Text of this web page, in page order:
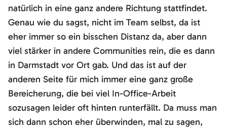
natürlich in eine ganz andere Richtung stattfindet.
Genau wie du sagst, nicht im Team selbst, da ist
eher immer so ein bisschen Distanz da, aber dann
viel stärker in andere Communities rein, die es dann
in Darmstadt vor Ort gab. Und das ist auf der
anderen Seite für mich immer eine ganz große
Bereicherung, die bei viel In-Office-Arbeit
sozusagen leider oft hinten runterfällt. Da muss man
sich dann schon eher überwinden, mal zu sagen,